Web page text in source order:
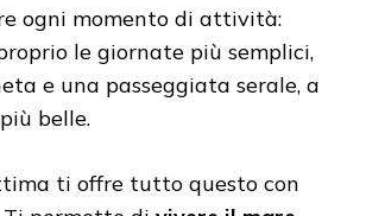
ogni momento di attività:
le giornate più semplici,
e una passeggiata serale, a
belle.
ti offre tutto questo con